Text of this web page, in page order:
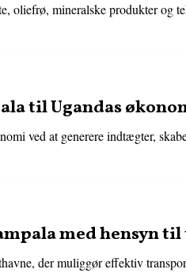
mineralske produkter og
til Ugandas
ved at generere indtægter,
med hensyn
der muliggør effektiv